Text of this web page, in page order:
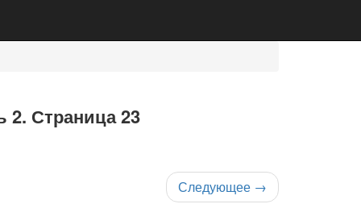
2. Страница 23
Следующее →